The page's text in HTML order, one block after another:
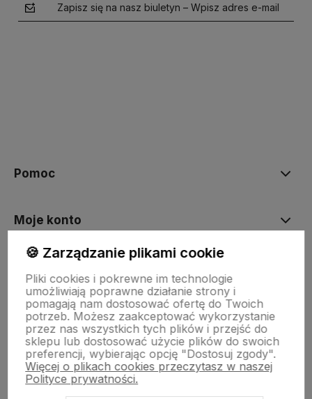
Zapisz się na nasz biuletyn – Wpisz adres e-mail
Pomoc
Moje konto
O nas
🍪 Zarządzanie plikami cookie
Pliki cookies i pokrewne im technologie
umożliwiają poprawne działanie strony i
pomagają nam dostosować ofertę do Twoich
potrzeb. Możesz zaakceptować wykorzystanie
przez nas wszystkich tych plików i przejść do
sklepu lub dostosować użycie plików do swoich
preferencji, wybierając opcję "Dostosuj zgody".
Więcej o plikach cookies przeczytasz w naszej
Polityce prywatności.